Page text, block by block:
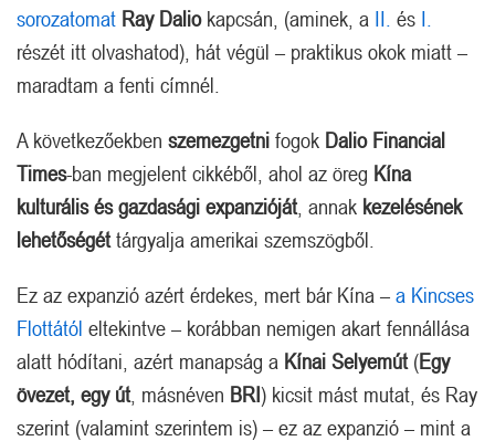
sorozatomat Ray Daliokapcsán, (aminek, a II. és I.
részét itt olvashatod), hát végül – praktikus okok miatt –
maradtam a fenti címnél.
A következőekben szemezgetni fogok Dalio Financial
Times-ban megjelent cikkéből, ahol az öreg Kína
kulturális és gazdasági expanzióját , annak kezelésének
lehetőségét tárgyalja amerikai szemszögből.
Ez az expanzió azért érdekes, mert bár Kína – a Kincses
Flottától eltekintve – korábban nemigen akart fennállása
alatt hódítani, azért manapság a Kínai Selyemút (Egy
övezet, egy út , másnéven BRI) kicsit mást mutat, és Ray
szerint (valamint szerintem is) – ez az expanzió – mint a